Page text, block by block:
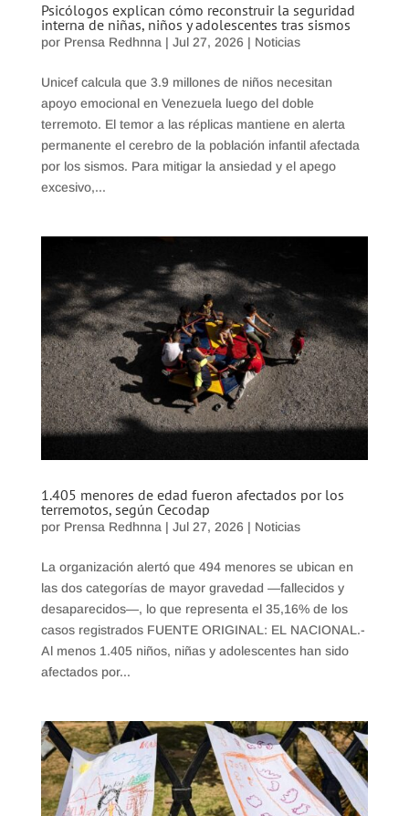
Psicólogos explican cómo reconstruir la seguridad
interna de niñas, niños y adolescentes tras sismos
por Prensa Redhnna | Jul 27, 2026 | Noticias
Unicef calcula que 3.9 millones de niños necesitan
apoyo emocional en Venezuela luego del doble
terremoto. El temor a las réplicas mantiene en alerta
permanente el cerebro de la población infantil afectada
por los sismos. Para mitigar la ansiedad y el apego
excesivo,...
1.405 menores de edad fueron afectados por los
terremotos, según Cecodap
por Prensa Redhnna | Jul 27, 2026 | Noticias
La organización alertó que 494 menores se ubican en
las dos categorías de mayor gravedad —fallecidos y
desaparecidos—, lo que representa el 35,16% de los
casos registrados FUENTE ORIGINAL: EL NACIONAL.-
Al menos 1.405 niños, niñas y adolescentes han sido
afectados por...